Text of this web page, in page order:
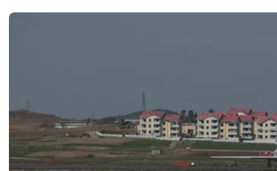
Mưa lớn kéo dài gây thiệt hại khoảng